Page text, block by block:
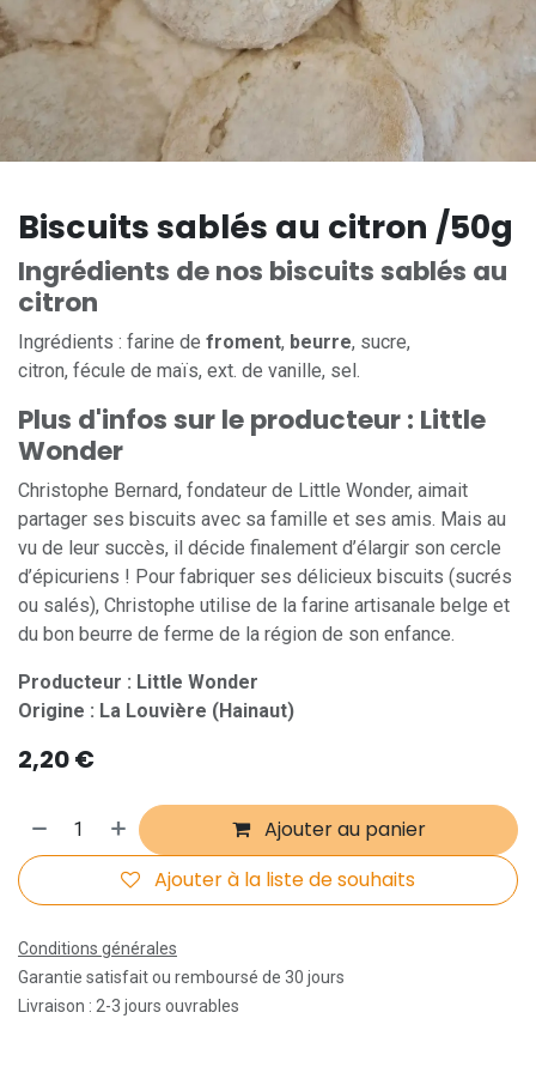
Biscuits sablés au citron /50g
Ingrédients de nos biscuits sablés au
citron
Ingrédients : farine de froment, beurre, sucre,
citron, fécule de maïs, ext. de vanille, sel.
Plus d'infos sur le producteur : Little
Wonder
Christophe Bernard, fondateur de Little Wonder, aimait
partager ses biscuits avec sa famille et ses amis. Mais au
vu de leur succès, il décide finalement d’élargir son cercle
d’épicuriens ! Pour fabriquer ses délicieux biscuits (sucrés
ou salés), Christophe utilise de la farine artisanale belge et
du bon beurre de ferme de la région de son enfance.
Producteur : Little Wonder
Origine : La Louvière (Hainaut)
2,20€
Ajouter au panier
Ajouter à la liste de souhaits
Conditions générales
Garantie satisfait ou remboursé de 30 jours
Livraison : 2-3 jours ouvrables